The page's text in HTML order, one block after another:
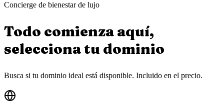
Concierge de bienestar de lujo
Todo comienza aquí,
selecciona tu dominio
Busca si tu dominio ideal está disponible. Incluido en el precio.